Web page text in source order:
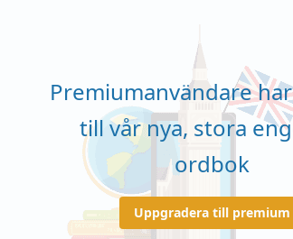
Premiumanvändare
till vår nya, stora
ordbok
Uppgradera till premium